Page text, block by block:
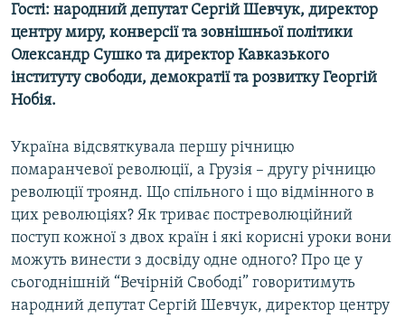
МУЛЬТИМЕДІА
ФОТО
СПЕЦПРОЄКТИ
КРИМ РЕАЛІЇ
РУС
УКР
КТАТ
ДОЛУЧАЙСЯ!
Гості: народний депутат Сергій Шевчук, директор
центру миру, конверсії та зовнішньої політики
Олександр Сушко та директор Кавказького
інституту свободи, демократії та розвитку Георгій
Нобія.
Україна відсвяткувала першу річницю
помаранчевої революції, а Грузія – другу річницю
революції троянд. Що спільного і що відмінного в
цих революціях? Як триває постреволюційний
поступ кожної з двох країн і які корисні уроки вони
можуть винести з досвіду одне одного? Про це у
сьогоднішній “Вечірній Свободі” говоритимуть
народний депутат Сергій Шевчук, директор центру